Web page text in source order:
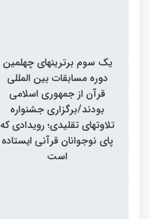
یک سوم برترینهای چهلمین
دوره مسابقات بین المللی
قرآن از جمهوری اسلامی
بودند/برگزاری جشنواره
تلاوتهای تقلیدی؛ رویدادی که
پای نوجوانان قرآنی ایستاده
است